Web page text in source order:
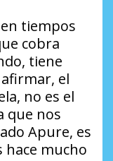
tiempos
cobra
tiene
el
no es el
que nos
Apure, es
hace mucho